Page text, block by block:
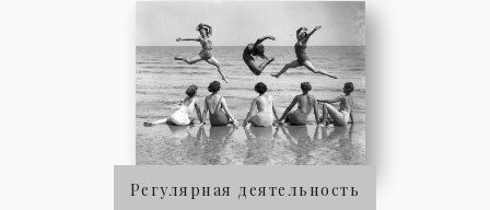
Регулярная деятельность